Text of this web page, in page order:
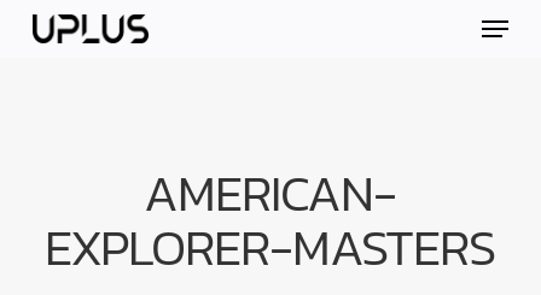
Skip Menu
AMERICAN-
EXPLORER-MASTERS